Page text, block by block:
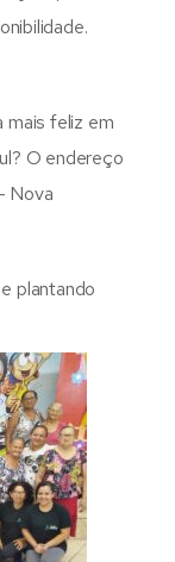
mais feliz em
O endereço
Nova
plantando